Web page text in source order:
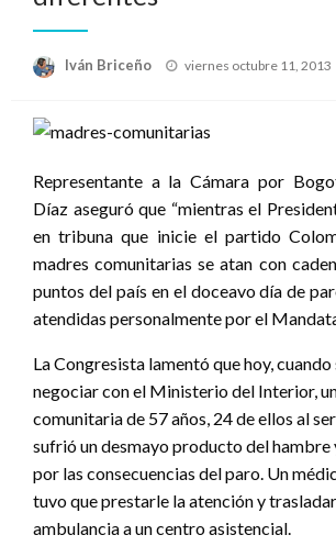
Iván Briceño
Publicado
viernes octubre 11, 2013
Representante a la Cámara por
Díaz aseguró que “mientras el
en tribuna que inicie el partido
madres comunitarias se atan con
puntos del país en el doceavo día de
atendidas personalmente por el
La Congresista lamentó que hoy,
negociar con el Ministerio del Interior,
comunitaria de 57 años, 24 de ellos al
sufrió un desmayo producto del hambre
por las consecuencias del paro. Un
tuvo que prestarle la atención y
ambulancia a un centro asistencial.